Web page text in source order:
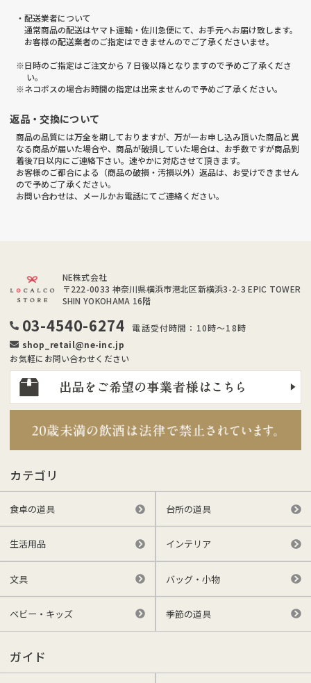
・配送業者について
通常商品の配送はヤマト運輸・佐川急便にて、お手元へお届け致します。
お客様の配送業者のご指定はできませんのでご了承くださいませ。
※日時のご指定はご注文から 7 日後以降となりますので予めご了承くださ
い。
※ネコポスの場合お時間の指定は出来ませんので予めご了承ください。
返品・交換について
商品の品質には万全を期しておりますが、万が一お申し込み頂いた商品と異
なる商品が届いた場合や、商品が破損していた場合は、お手数ですが商品到
着後7日以内にご連絡下さい。速やかに対応させて頂きます。
お客様のご都合による（商品の破損・汚損以外）返品は、お受けできません
ので予めご了承ください。
お問い合わせは、メールかお電話にてご連絡ください。
NE株式会社
〒222-0033 神奈川県横浜市港北区新横浜3-2-3 EPIC TOWER
SHIN YOKOHAMA 16階
03-4540-6274
電話受付時間：10時～18時
shop_retail@ne-inc.jp
お気軽にお問い合わせください
カテゴリ
食卓の道具 台所の道具
生活用品 インテリア
文具 バッグ・小物
ベビー・キッズ 季節の道具
ガイド